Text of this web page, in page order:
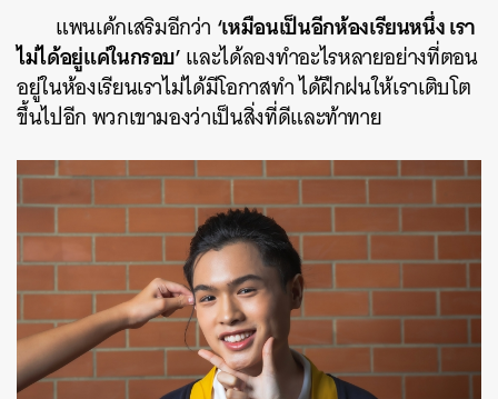
แพนเค้กเสริมอีกว่า ‘เหมือนเป็นอีกห้องเรียนหนึ่ง เรา
ไม่ได้อยู่แค่ในกรอบ’และได้ลองทำอะไรหลายอย่างที่ตอน
อยู่ในห้องเรียนเราไม่ได้มีโอกาสทำ ได้ฝึกฝนให้เราเติบโต
ขึ้นไปอีก พวกเขามองว่าเป็นสิ่งที่ดีและท้าทาย